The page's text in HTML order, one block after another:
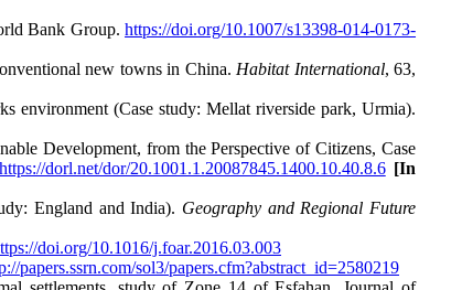
Bank Group.https://doi.org/10.1007/s13398-014-0173-
new towns in China. Habitat International, 63,
environment (Case study: Mellat riverside park, Urmia).
Development, from the Perspective of Citizens, Case
https://dorl.net/dor/20.1001.1.20087845.1400.10.40.8.6 [In
England and India). Geography and Regional Future
doi.org/10.1016/j.foar.2016.03.003
papers.ssrn.com/sol3/papers.cfm?abstract_id=2580219